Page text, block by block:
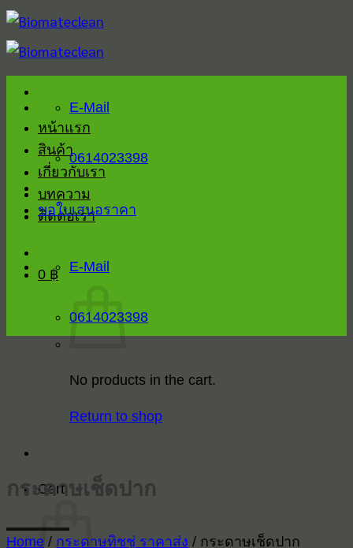
Skip
to
content
หน้าแรก
สินค้า
เกี่ยวกับเรา
บทความ
ติดต่อเรา
0 ฿
No products in the cart.
Return to shop
Cart
E-Mail
0614023398
ขอใบเสนอราคา
E-Mail
0614023398
กระดาษเช็ดปาก
Home / กระดาษทิชชู่ ราคาส่ง / กระดาษเช็ดปาก